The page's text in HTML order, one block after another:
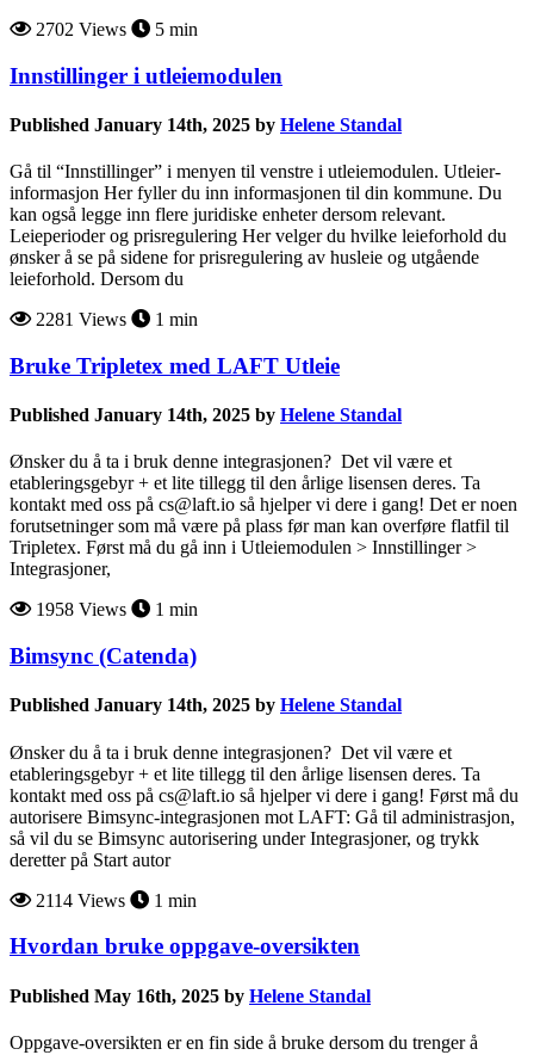
2702 Views
5 min
Innstillinger i utleiemodulen
Published January 14th, 2025 by Helene Standal
Gå til “Innstillinger” i menyen til venstre i utleiemodulen. Utleier-
informasjon Her fyller du inn informasjonen til din kommune. Du
kan også legge inn flere juridiske enheter dersom relevant.
Leieperioder og prisregulering Her velger du hvilke leieforhold du
ønsker å se på sidene for prisregulering av husleie og utgående
leieforhold. Dersom du
2281 Views
1 min
Bruke Tripletex med LAFT Utleie
Published January 14th, 2025 by Helene Standal
Ønsker du å ta i bruk denne integrasjonen? Det vil være et
etableringsgebyr + et lite tillegg til den årlige lisensen deres. Ta
kontakt med oss på cs@laft.io så hjelper vi dere i gang! Det er noen
forutsetninger som må være på plass før man kan overføre flatfil til
Tripletex. Først må du gå inn i Utleiemodulen > Innstillinger >
Integrasjoner,
1958 Views
1 min
Bimsync (Catenda)
Published January 14th, 2025 by Helene Standal
Ønsker du å ta i bruk denne integrasjonen? Det vil være et
etableringsgebyr + et lite tillegg til den årlige lisensen deres. Ta
kontakt med oss på cs@laft.io så hjelper vi dere i gang! Først må du
autorisere Bimsync-integrasjonen mot LAFT: Gå til administrasjon,
så vil du se Bimsync autorisering under Integrasjoner, og trykk
deretter på Start autor
2114 Views
1 min
Hvordan bruke oppgave-oversikten
Published May 16th, 2025 by Helene Standal
Oppgave-oversikten er en fin side å bruke dersom du trenger å